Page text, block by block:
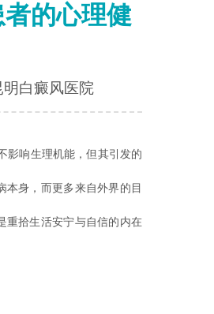
的心理健
明白癜风医院
影响生理机能，但其引发的
身，而更多来自外界的目
重拾生活安宁与自信的内在